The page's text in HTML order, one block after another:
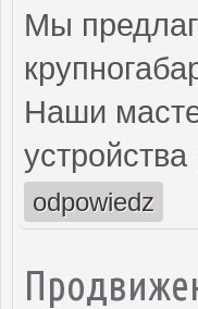
Мы
Наши
odpowiedz